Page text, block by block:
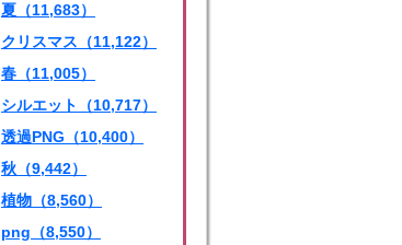
夏（11,683）
クリスマス（11,122）
春（11,005）
シルエット（10,717）
透過PNG（10,400）
秋（9,442）
植物（8,560）
png（8,550）